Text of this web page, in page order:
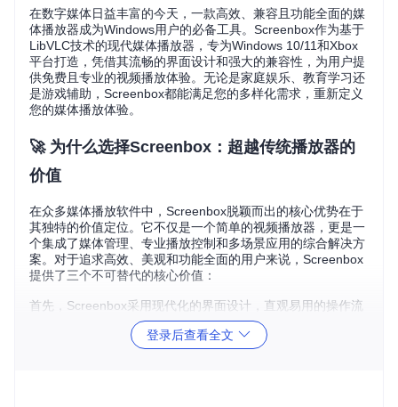
在数字媒体日益丰富的今天，一款高效、兼容且功能全面的媒
体播放器成为Windows用户的必备工具。Screenbox作为基于
LibVLC技术的现代媒体播放器，专为Windows 10/11和Xbox
平台打造，凭借其流畅的界面设计和强大的兼容性，为用户提
供免费且专业的视频播放体验。无论是家庭娱乐、教育学习还
是游戏辅助，Screenbox都能满足您的多样化需求，重新定义
您的媒体播放体验。
🚀 为什么选择Screenbox：超越传统播放器的
价值
在众多媒体播放软件中，Screenbox脱颖而出的核心优势在于
其独特的价值定位。它不仅是一个简单的视频播放器，更是一
个集成了媒体管理、专业播放控制和多场景应用的综合解决方
案。对于追求高效、美观和功能全面的用户来说，Screenbox
提供了三个不可替代的核心价值：
首先，Screenbox采用现代化的界面设计，直观易用的操作流
程让即使是初次使用的用户也能快速上手。其次，基于LibVLC
的强大解码能力，确保了对几乎所有主流媒体格式的完美支
持，无需安装额外的编解码器。最后，针对不同使用场景的优
登录后查看全文